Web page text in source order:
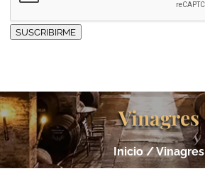
SUSCRIBIRME
Vinagres
Inicio/ Vinagres